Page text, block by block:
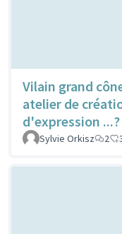
Vilain grand
atelier de
d'expression ...?
Sylvie Orkisz 2